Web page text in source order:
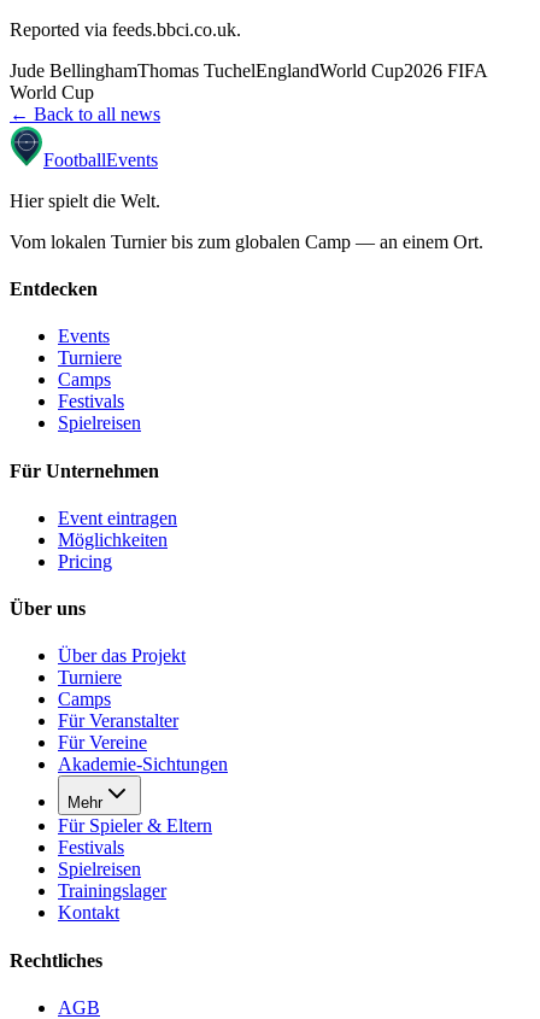
Reported via feeds.bbci.co.uk.
Jude BellinghamThomas TuchelEnglandWorld Cup2026 FIFA
World Cup
← Back to all news
FootballEvents
Hier spielt die Welt.
Vom lokalen Turnier bis zum globalen Camp — an einem Ort.
Entdecken
Events
Turniere
Camps
Festivals
Spielreisen
Für Unternehmen
Event eintragen
Möglichkeiten
Pricing
Über uns
Über das Projekt
Turniere
Camps
Für Veranstalter
Für Vereine
Akademie-Sichtungen
Mehr
Für Spieler & Eltern
Festivals
Spielreisen
Trainingslager
Kontakt
Rechtliches
AGB